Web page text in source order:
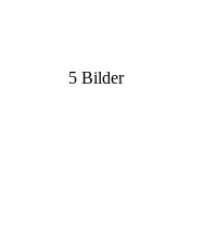
5 Bilder